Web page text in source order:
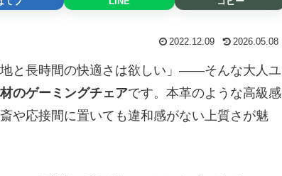
2022.12.09 2026.05.08
地と長時間の快適さは欲しい」――そんな大人ユ
のゲーミングチェアです。本革のような高級感
や応接間に置いても違和感がない上質さが魅